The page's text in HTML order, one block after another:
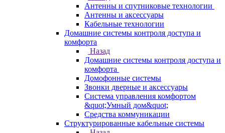
Антенны и спутниковые технологии
Антенны и аксессуары
Кабельные технологии
Домашние системы контроля доступа и
комфорта
Назад
Домашние системы контроля доступа и
комфорта
Домофонные системы
Звонки дверные и аксессуары
Система управления комфортом
&quot;Умный дом&quot;
Средства коммуникации
Структурированные кабельные системы